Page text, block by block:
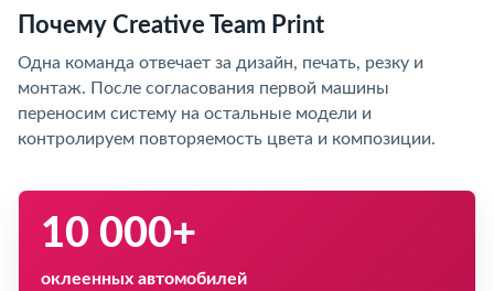
Почему Creative Team Print
Одна команда отвечает за дизайн, печать, резку и
монтаж. После согласования первой машины
переносим систему на остальные модели и
контролируем повторяемость цвета и композиции.
10 000+
оклеенных автомобилей